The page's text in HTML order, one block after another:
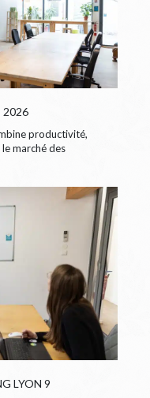
2026
productivité,
marché des
LYON 9